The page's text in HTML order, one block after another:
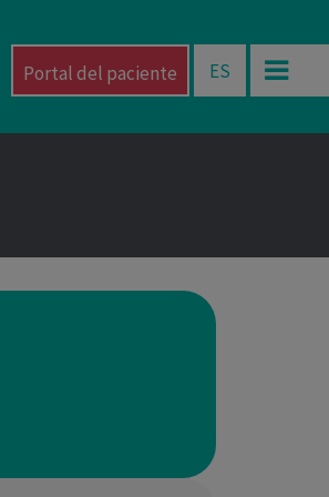
Portal del paciente ES